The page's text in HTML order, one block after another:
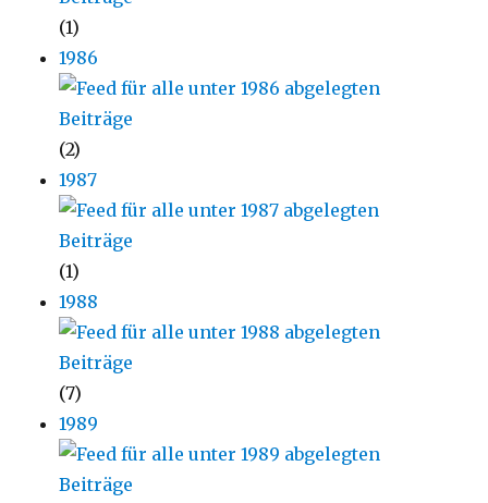
(1)
1986
(2)
1987
(1)
1988
(7)
1989